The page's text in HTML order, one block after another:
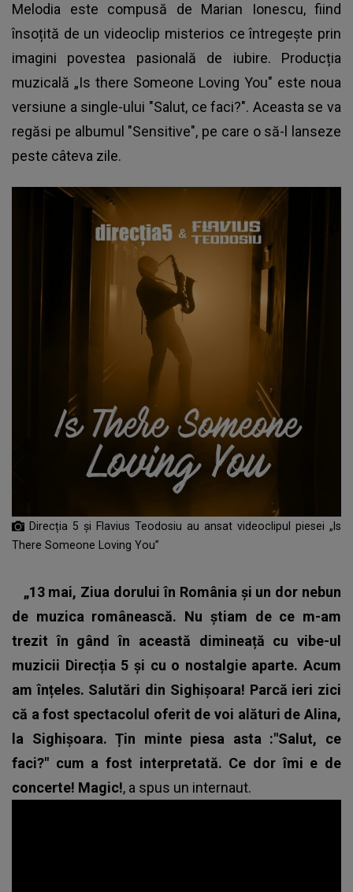
Melodia este compusă de Marian Ionescu, fiind
însoțită de unvideoclip misterios ce întregește prin
imagini povestea pasională de iubire. Producția
muzicală „Is there Someone Loving You" este noua
versiune a single-ului "Salut, ce faci?". Aceasta se va
regăsi pe albumul "Sensitive", pe care o să-l lanseze
peste câteva zile.
Direcția 5 și Flavius Teodosiu au ansat videoclipul piesei „Is
There Someone Loving You”
„13 mai, Ziua dorului în România și un dor nebun
de muzica românească. Nu știam de ce m-am
trezit în gând în această dimineață cu vibe-ul
muzicii Direcția 5 și cu o nostalgie aparte. Acum
am înțeles. Salutări din Sighișoara! Parcă ieri zici
că a fost spectacolul oferit de voi alături de Alina,
la Sighișoara. Țin minte piesa asta :"Salut, ce
faci?" cum a fost interpretată. Ce dor îmi e de
concerte! Magic!, a spus un internaut.